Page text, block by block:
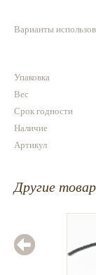
Варианты
Упаковка
Вес
Срок годности
Наличие
Артикул
Другие